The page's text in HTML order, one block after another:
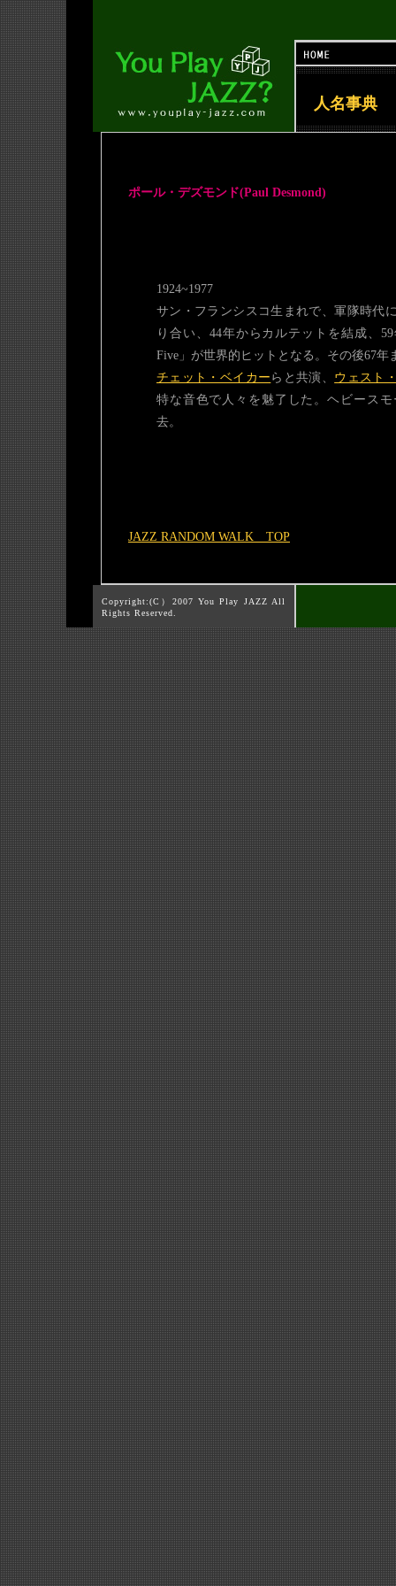
人名事典
ポール・デズモンド(Paul Desmond)
1924~1977
サン・フランシスコ生まれで、軍隊時代
り合い、44年からカルテットを結成、
Five」が世界的ヒットとなる。その後67年
チェット・ベイカー らと共演、 ウェスト
特な音色で人々を魅了した。ヘビース
去。
JAZZ RANDOM WALK TOP
Copyright:(C）2007 You Play JAZZ All
Rights Reserved.